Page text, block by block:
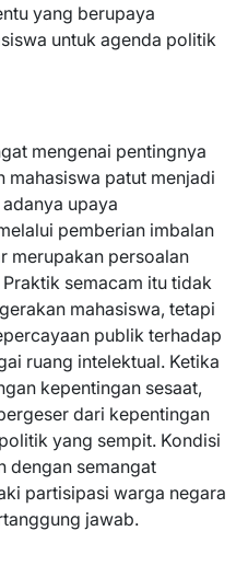
yang berupaya
untuk agenda politik
mengenai pentingnya
mahasiswa patut menjadi
upaya
pemberian imbalan
merupakan persoalan
semacam itu tidak
mahasiswa, tetapi
publik terhadap
ruang intelektual. Ketika
kepentingan sesaat,
dari kepentingan
yang sempit. Kondisi
dengan semangat
partisipasi warga negara
jawab.